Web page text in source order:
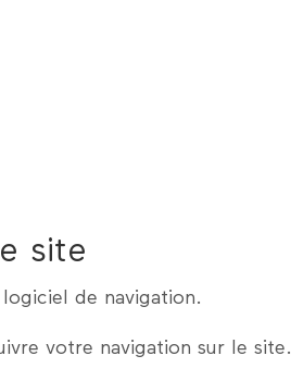
site
de navigation.
votre navigation sur le site.